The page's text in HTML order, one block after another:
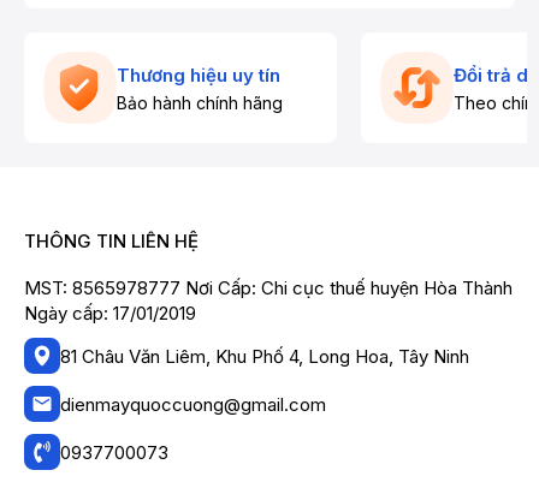
Thương hiệu uy tín
Bảo hành chính hãng
Đổi trả
Theo
THÔNG TIN LIÊN HỆ
MST: 8565978777 Nơi Cấp: Chi cục thuế huyện Hòa Thành
Ngày cấp: 17/01/2019
81 Châu Văn Liêm, Khu Phố 4, Long Hoa, Tây Ninh
dienmayquoccuong@gmail.com
0937700073